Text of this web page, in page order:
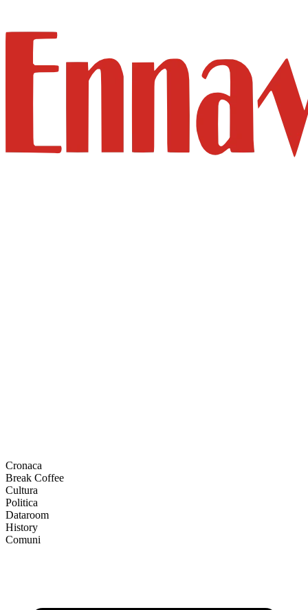
Cronaca
Break Coffee
Cultura
Politica
Dataroom
History
Comuni